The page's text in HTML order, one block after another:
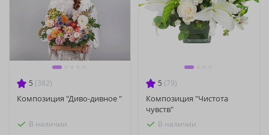
5 (382)
Композиция "Диво-дивное "
В наличии
5 (79)
Композиция "Чистота
чувств"
В наличии